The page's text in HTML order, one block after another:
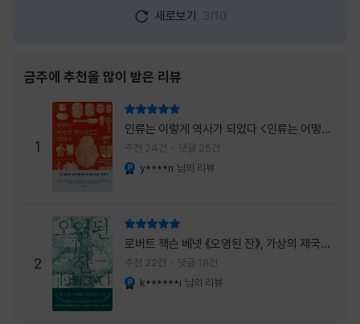
효율과 성과를 먼저 생각하는 사람이 되어간다.
『어쩌면 동화는 어른을 위한 것 2 – 지친 영혼
목을 보았을 때는 동화를 다시 읽는 감성 에세
이 정도로 생각했다. 하지만 책장을 넘길수록
깨닫게 된다. 동화는 아이들만을 위한 이야기가
아니라, 삶에 지친 어른들의 마음을 치유하는
가장 순수한 언어라는 사실을 말이다. 이 책은
익숙한
새로보기 3/10
금주에 추천을 많이 받은 리뷰
1
인류는 이렇게 역사가 되었다 <인류는 어떻게
역사가 되었나>
추천 24건 댓글 25건
y****n 님의 리뷰
2
로버트 잭슨 베넷 《오염된 잔》, 가상의 제국이
주는 실감과 미스터리 사건의 치밀함이 이루어
내는 최상의 시너지...
추천 22건 댓글 18건
k******i 님의 리뷰